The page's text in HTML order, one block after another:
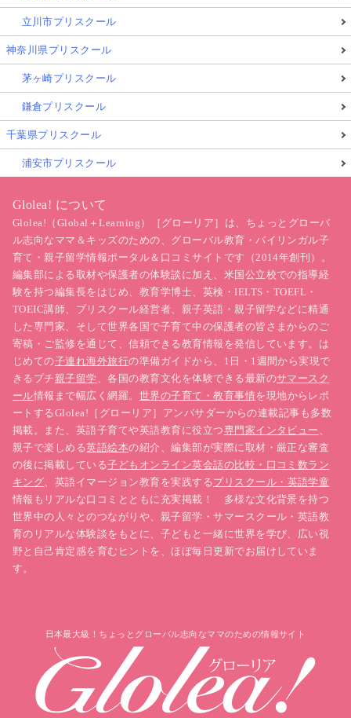
立川市プリスクール
神奈川県プリスクール
茅ヶ崎プリスクール
鎌倉プリスクール
千葉県プリスクール
浦安市プリスクール
Glolea! について
Glolea!（Global＋Learning）［グローリア］は、ちょっとグローバ
ル志向なママ＆キッズのための、グローバル教育・バイリンガル子
育て・親子留学情報ポータル＆口コミサイトです（2014年創刊）。
編集部による取材や保護者の体験談に加え、米国公立校での指導経
験を持つ編集長をはじめ、教育学博士、英検・IELTS・TOEFL・
TOEIC講師、プリスクール経営者、親子英語・親子留学などに精通
した専門家、そして世界各国で子育て中の保護者の皆さまからのご
寄稿・ご監修を通じて、信頼できる教育情報を発信しています。は
じめての子連れ海外旅行の準備ガイドから、1日・1週間から実現で
きるプチ親子留学、各国の教育文化を体験できる最新のサマースク
ール情報まで幅広く網羅。 世界の子育て・教育事情を現地からレポ
ートするGlolea!［グローリア］アンバサダーからの連載記事も多数
掲載。また、英語子育てや英語教育に役立つ専門家インタビュー 、
親子で楽しめる英語絵本の紹介、編集部が実際に取材・厳正な審査
の後に掲載している子どもオンライン英会話の比較・口コミ数ラン
キング、英語イマージョン教育を実践するプリスクール・英語学童
情報もリアルな口コミとともに充実掲載！ 多様な文化背景を持つ
世界中の人々とのつながりや、親子留学・サマースクール・英語教
育のリアルな体験談をもとに、子どもと一緒に世界を学び、広い視
野と自己肯定感を育むヒントを、ほぼ毎日更新でお届けしていま
す。
日本最大級！ちょっとグローバル志向なママのための情報サイト